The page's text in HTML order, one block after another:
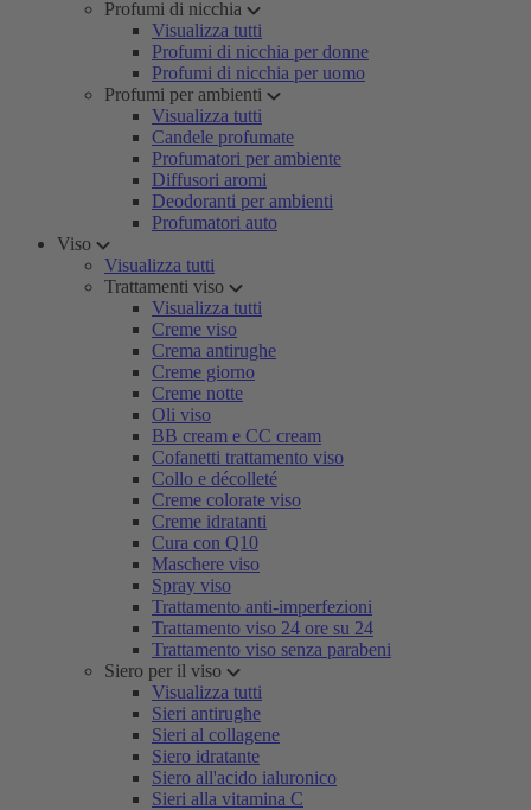
Profumi di nicchia
Visualizza tutti
Profumi di nicchia per donne
Profumi di nicchia per uomo
Profumi per ambienti
Visualizza tutti
Candele profumate
Profumatori per ambiente
Diffusori aromi
Deodoranti per ambienti
Profumatori auto
Viso
Visualizza tutti
Trattamenti viso
Visualizza tutti
Creme viso
Crema antirughe
Creme giorno
Creme notte
Oli viso
BB cream e CC cream
Cofanetti trattamento viso
Collo e décolleté
Creme colorate viso
Creme idratanti
Cura con Q10
Maschere viso
Spray viso
Trattamento anti-imperfezioni
Trattamento viso 24 ore su 24
Trattamento viso senza parabeni
Siero per il viso
Visualizza tutti
Sieri antirughe
Sieri al collagene
Siero idratante
Siero all'acido ialuronico
Sieri alla vitamina C